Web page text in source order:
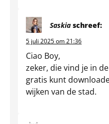
Saskia schreef:
5 juli 2025 om 21:36
Ciao Boy,
zeker, die vind je in
gratis kunt
wijken van de stad.